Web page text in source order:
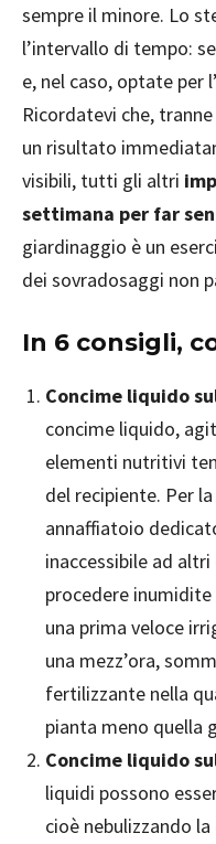
sempre il minore. Lo
l’intervallo di tempo:
e, nel caso, optate per
Ricordatevi che,
un risultato
visibili, tutti gli altri
settimana per far
giardinaggio è un
dei sovradosaggi non
In 6 consigli,
Concime liquido
concime liquido,
elementi nutritivi
del recipiente. Per
annaffiatoio
inaccessibile ad
procedere
una prima veloce
una mezz’ora,
fertilizzante nella
pianta meno quella
Concime liquido
liquidi possono
cioè nebulizzando